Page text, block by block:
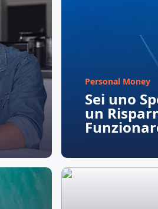
Personal Money
Sei uno
un